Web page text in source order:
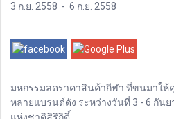
3 ก.ย. 2558 - 6 ก.ย. 2558
มหกรรมลดราคาสินค้ากีฬา ที่ขนมาให้
หลายแบรนด์ดัง ระหว่างวันที่ 3 - 6 กัน
แห่งชาติสิริกิติ์